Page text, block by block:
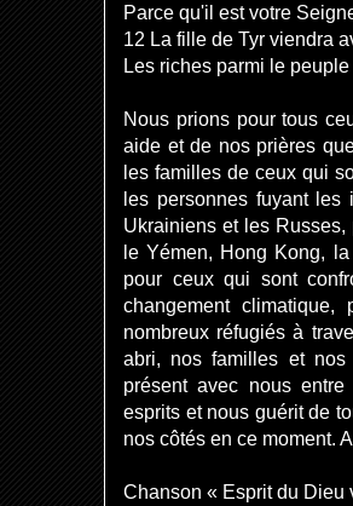
Parce qu'il est votre
12 La fille de Tyr viendra
Les riches parmi le
Nous prions pour tous
aide et de nos prières
les familles de ceux qui
les personnes fuyant
Ukrainiens et les
le Yémen, Hong Kong,
pour ceux qui sont
changement
nombreux réfugiés à
abri, nos familles et
présent avec nous
esprits et nous guérit de
nos côtés en ce moment.
Chanson « Esprit du Dieu